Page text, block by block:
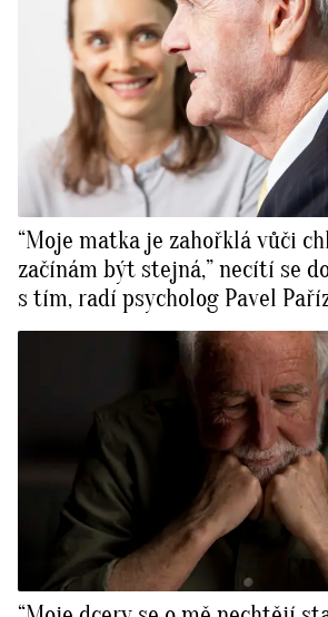
“Moje matka je zahořklá vůči
začínám být stejná,” necítí se
s tím, radí psycholog Pavel